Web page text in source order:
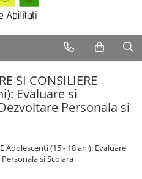
SI CONSILIERE
Evaluare si
Personala si
Adolescenti (15 - 18 ani): Evaluare
si Scolara